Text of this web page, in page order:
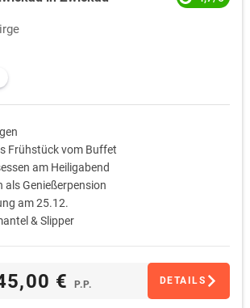
Frühstück vom Buffet
am Heiligabend
als Genießerpension
am 25.12.
& Slipper
€ P.P. DETAILS